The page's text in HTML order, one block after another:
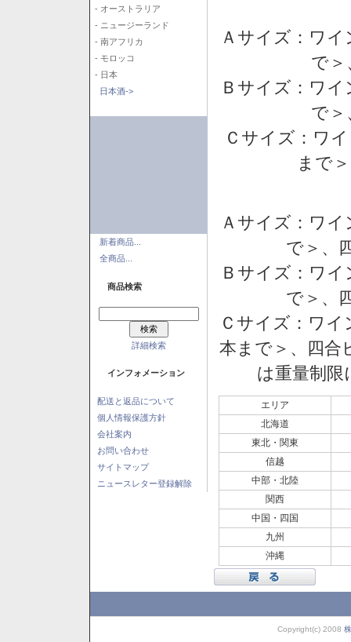
- オーストラリア
- ニュージーランド
- 南アフリカ
- モロッコ
- 日本
日本酒->
新着商品...
全商品...
商品検索
詳細検索
インフォメーション
配送と返品について
個人情報保護方針
会社案内
お問い合わせ
サイトマップ
ニュースレター登録解除
Ａサイズ：ワ
で
Ｂサイズ：ワ
で
Ｃサイズ：ワ
まで
Ａサイズ：ワ
で＞、
Ｂサイズ：ワ
で＞、
Ｃサイズ：ワイ
本まで＞、四
は重量制
エリア
北海道
東北・関東
信越
中部・北陸
関西
中国・四国
九州
沖縄
Copyright(c) 2008